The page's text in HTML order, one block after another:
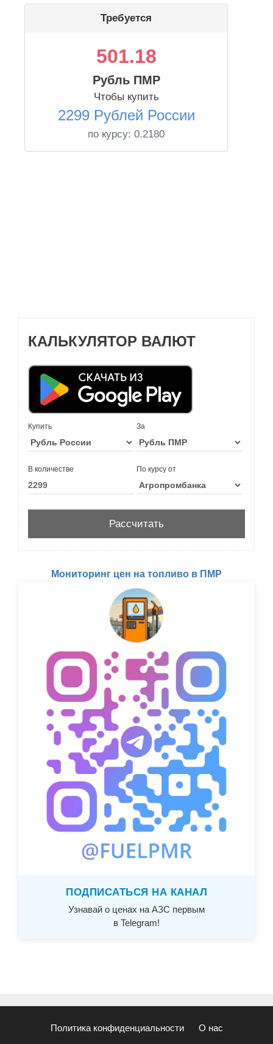
Требуется
501.18
Рубль ПМР
Чтобы купить
2299 Рублей России
по курсу: 0.2180
КАЛЬКУЛЯТОР ВАЛЮТ
Купить За
В количестве По курсу от
Мониторинг цен на топливо в ПМР
ПОДПИСАТЬСЯ НА КАНАЛ
Узнавай о ценах на АЗС первым
в Telegram!
Политика конфиденциальности О нас